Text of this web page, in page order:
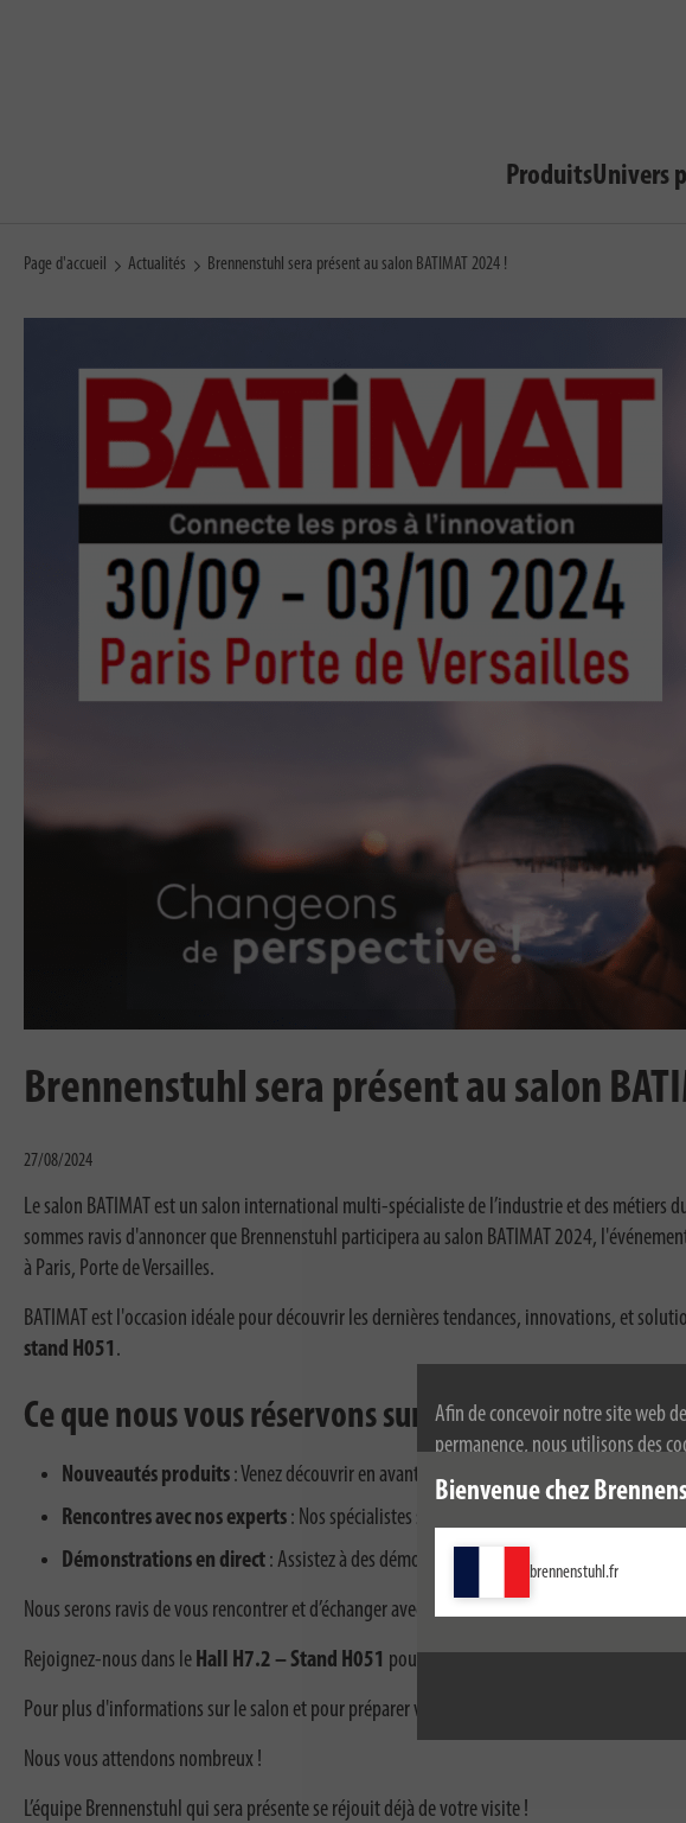
Afin de concevoir notre site web
permanence, nous utilisons des
l'utilisation de cookies. Pour plus
Bienvenue chez
brennenstuhl.fr
ProduitsUnivers
Page d'accueil Actualités Brennenstuhl sera présent au salon BATIMAT 2024 !
Brennenstuhl sera présent au salon
27/08/2024
Le salon BATIMAT est un salon international multi-spécialiste de l’industrie et des
sommes ravis d'annoncer que Brennenstuhl participera au salon BATIMAT 2024,
à Paris, Porte de Versailles.
BATIMAT est l'occasion idéale pour découvrir les dernières tendances, innovations, et
stand H051 .
Ce que nous vous réservons sur notre stand :
Nouveautés produits : Venez découvrir en avant-première nos dernières
Rencontres avec nos experts : Nos spécialistes seront sur place pour échanger avec
Démonstrations en direct : Assistez à des démonstrations de nos produits pour en
Nous serons ravis de vous rencontrer et d’échanger avec vous durant cet événement
Rejoignez-nous dans le Hall H7.2 – Stand H051 pour en savoir plus sur ce que
Pour plus d'informations sur le salon et pour préparer votre visite, rendez-vous sur
Nous vous attendons nombreux !
L’équipe Brennenstuhl qui sera présente se réjouit déjà de votre visite !